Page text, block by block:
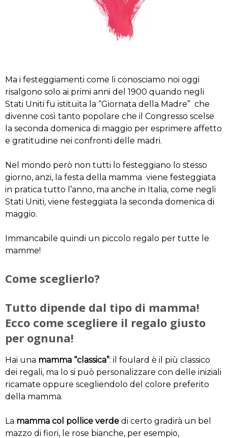
Ma i festeggiamenti come li conosciamo noi oggi
risalgono solo ai primi anni del 1900 quando negli
Stati Uniti fu istituita la “Giornata della Madre” che
divenne così tanto popolare che il Congresso scelse
la seconda domenica di maggio per esprimere affetto
e gratitudine nei confronti delle madri.
Nel mondo però non tutti lo festeggiano lo stesso
giorno, anzi, la festa della mamma viene festeggiata
in pratica tutto l’anno, ma anche in Italia, come negli
Stati Uniti, viene festeggiata la seconda domenica di
maggio.
Immancabile quindi un piccolo regalo per tutte le
mamme!
Come sceglierlo?
Tutto dipende dal tipo di mamma!
Ecco come scegliere il regalo giusto
per ognuna!
Hai una mamma “classica”: il foulard è il più classico
dei regali, ma lo si può personalizzare con delle iniziali
ricamate oppure scegliendolo del colore preferito
della mamma.
La mamma col pollice verde di certo gradirà un bel
mazzo di fiori, le rose bianche, per esempio,